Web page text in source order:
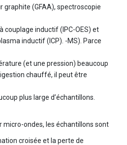
(GFAA), spectroscopie
couplage inductif (IPC-OES) et
inductif (ICP). -MS). Parce
(et une pression) beaucoup
chauffé, il peut être
plus large d’échantillons.
micro-ondes, les échantillons sont
croisée et la perte de